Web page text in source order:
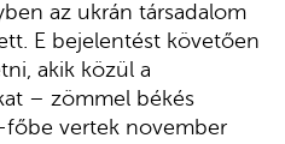
az ukrán társadalom
E bejelentést követően
akik közül a
– zömmel békés
vertek november